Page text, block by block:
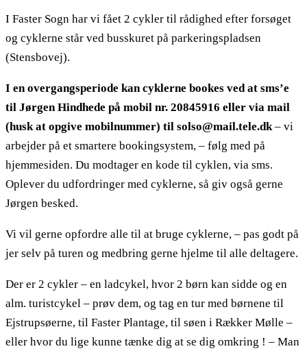
I Faster Sogn har vi fået 2 cykler til rådighed efter forsøget
og cyklerne står ved busskuret på parkeringspladsen
(Stensbovej).
I en overgangsperiode kan cyklerne bookes ved at sms’e
til Jørgen Hindhede på mobil nr. 20845916 eller via mail
(husk at opgive mobilnummer) til solso@mail.tele.dk – vi
arbejder på et smartere bookingsystem, – følg med på
hjemmesiden. Du modtager en kode til cyklen, via sms.
Oplever du udfordringer med cyklerne, så giv også gerne
Jørgen besked.
Vi vil gerne opfordre alle til at bruge cyklerne, – pas godt på
jer selv på turen og medbring gerne hjelme til alle deltagere.
Der er 2 cykler – en ladcykel, hvor 2 børn kan sidde og en
alm. turistcykel – prøv dem, og tag en tur med børnene til
Ejstrupsøerne, til Faster Plantage, til søen i Rækker Mølle –
eller hvor du lige kunne tænke dig at se dig omkring ! – Man